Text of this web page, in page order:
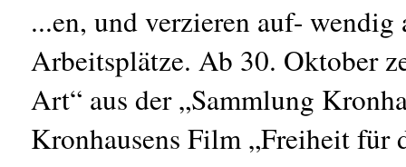
...en, und verzieren auf-
Arbeitsplätze. Ab 30. Oktober
Art“ aus der „Sammlung
Kronhausens Film „Freiheit für